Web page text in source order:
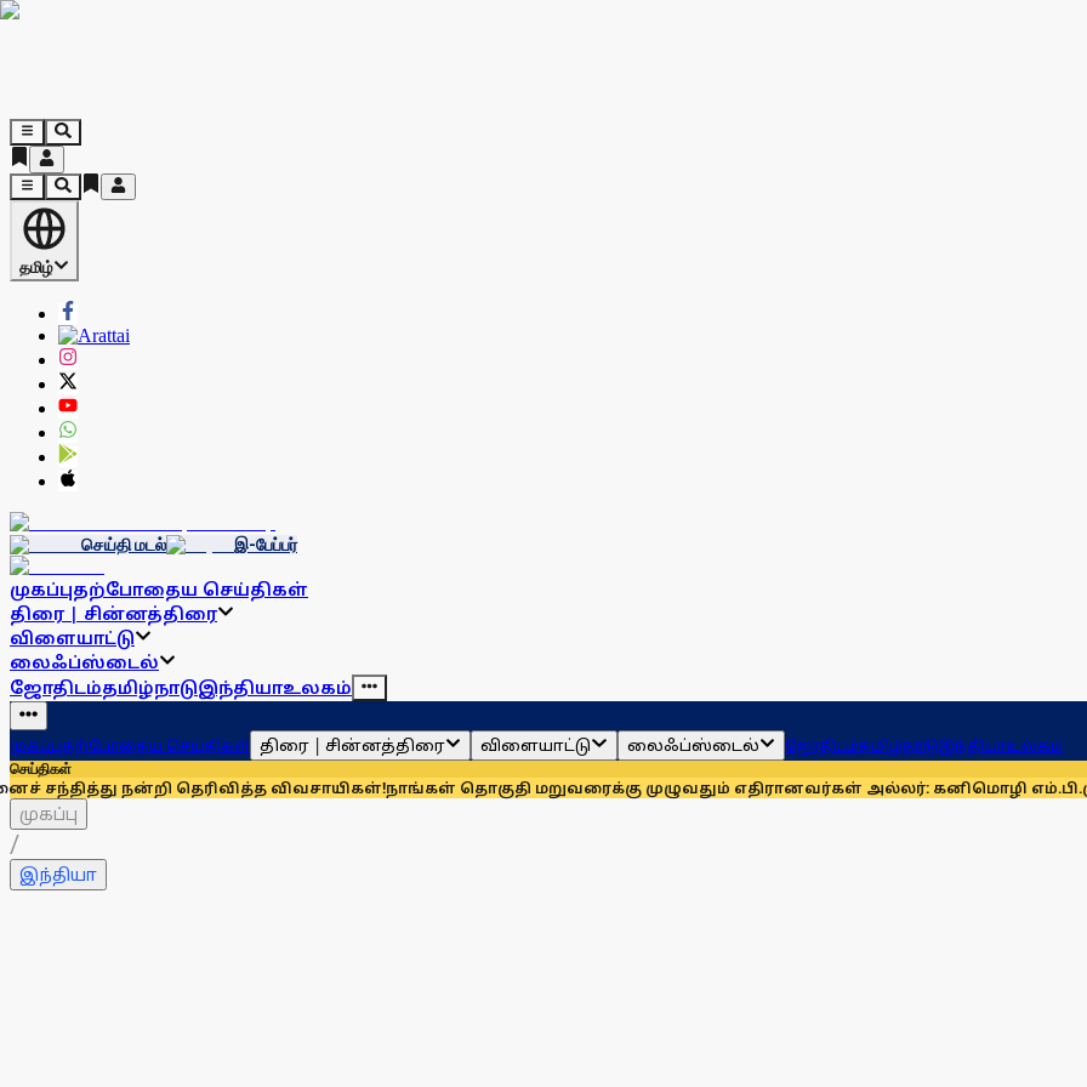
தமிழ்
செய்தி மடல் இ-பேப்பர்
முகப்புதற்போதைய செய்திகள்
திரை | சின்னத்திரை
விளையாட்டு
லைஃப்ஸ்டைல்
ஜோதிடம்தமிழ்நாடுஇந்தியாஉலகம்
முகப்புதற்போதைய செய்திகள் திரை | சின்னத்திரை விளையாட்டு லைஃப்ஸ்டைல் ஜோதிடம்தமிழ்நாடுஇந்தியாஉலகம்
செய்திகள்
நன்றி தெரிவித்த விவசாயிகள்!நாங்கள் தொகுதி மறுவரைக்கு முழுவதும் எதிரானவர்கள் அல்லர்: கனிமொழி எம்.பி.
முகப்பு
/
இந்தியா